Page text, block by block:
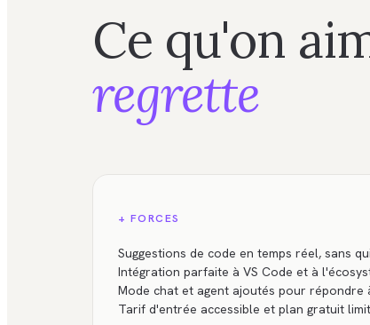
Ce qu'on
regrette
+ FORCES
Suggestions de code en temps réel, sans
Intégration parfaite à VS Code et à
Mode chat et agent ajoutés pour répondre
Tarif d'entrée accessible et plan gratuit